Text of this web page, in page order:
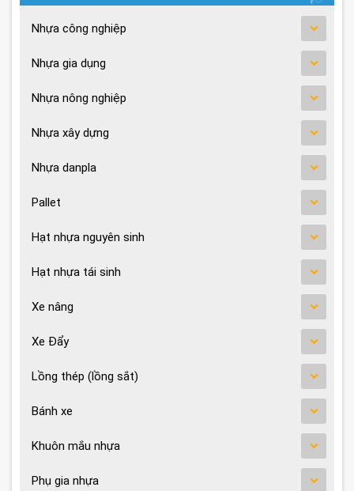
Nhựa công nghiệp
Nhựa gia dụng
Nhựa nông nghiệp
Nhựa xây dựng
Nhựa danpla
Pallet
Hạt nhựa nguyên sinh
Hạt nhựa tái sinh
Xe nâng
Xe Đẩy
Lồng thép (lồng sắt)
Bánh xe
Khuôn mắu nhựa
Phụ gia nhựa